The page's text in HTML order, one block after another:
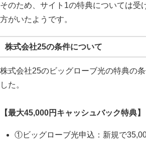
そのため、サイト1の特典については受
方がいたようです。
株式会社25の条件について
株式会社25のビッグローブ光の特典の
した。
【最大45,000円キャッシュバック特典】
①ビッグローブ光申込：新規で